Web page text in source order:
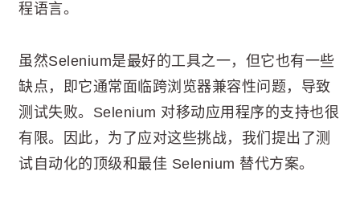
程语言。
虽然Selenium是最好的工具之一，但它也有一些
缺点，即它通常面临跨浏览器兼容性问题，导致
测试失败。Selenium 对移动应用程序的支持也很
有限。因此，为了应对这些挑战，我们提出了测
试自动化的顶级和最佳 Selenium 替代方案。